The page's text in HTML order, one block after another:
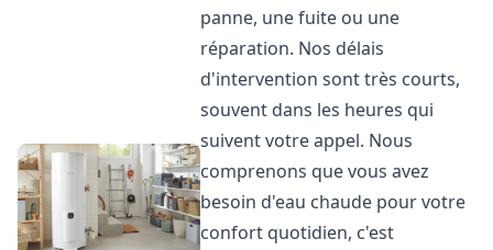
panne, une fuite ou une
réparation. Nos délais
d'intervention sont très courts,
souvent dans les heures qui
suivent votre appel. Nous
comprenons que vous avez
besoin d'eau chaude pour votre
confort quotidien, c'est